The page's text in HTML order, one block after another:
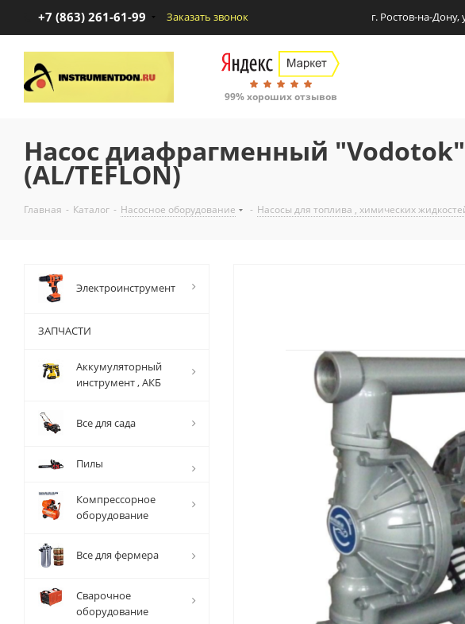
+7 (863) 261-61-99 Заказать звонок г. Ростов-на-Дону,
99% хороших отзывов
Насос диафрагменный "Vodotok"
(AL/TEFLON)
Главная - Каталог - Насосное оборудование - Насосы для топлива , химических
Электроинструмент
ЗАПЧАСТИ
Аккумуляторный
инструмент , АКБ
Все для сада
Пилы
Компрессорное
оборудование
Все для фермера
Сварочное
оборудование